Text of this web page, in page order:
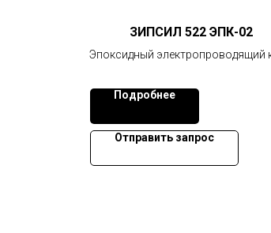
ЗИПСИЛ 522 ЭПК-02
Эпоксидный электропроводящий
Подробнее
Отправить запрос